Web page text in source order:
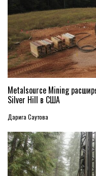
Metalsource Mining
Silver Hill в США
Дарига Саутова